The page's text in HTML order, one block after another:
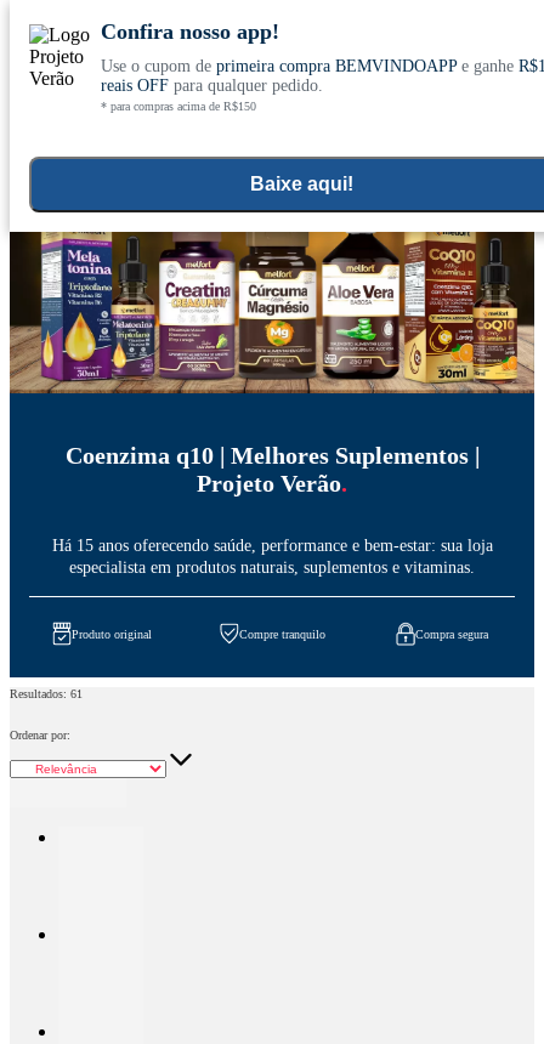
Conheça nosso site novo! E comemore com 0
Confira nosso app!
Use o cupom de primeira compra BEMVINDOAPPe ganhe
reais OFFpara qualquer pedido.
* para compras acima de R$150
Baixe aqui!
Home>Suplementos Funcionais e Ômegas
Coenzima q10 | Melhores Suplementos |
Projeto Verão.
Há 15 anos oferecendo saúde, performance e bem-estar: sua loja
especialista em produtos naturais, suplementos e vitaminas.
Produto original Compre tranquilo Compra segura
Resultados: 61
Ordenar por: